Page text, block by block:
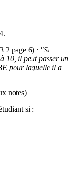
page 6) : "Si
10, il peut passer un
pour laquelle il a
notes)
si :